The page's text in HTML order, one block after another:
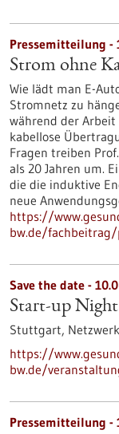
Pressemitteilung -
Strom ohne
Wie lädt man E-
Stromnetz zu
während der Arbeit
kabellose
Fragen treiben
als 20 Jahren um.
die die induktive
neue
https://
bw.de/
Save the date -
Start-up
Stuttgart,
https://
bw.de/
Pressemitteilung -